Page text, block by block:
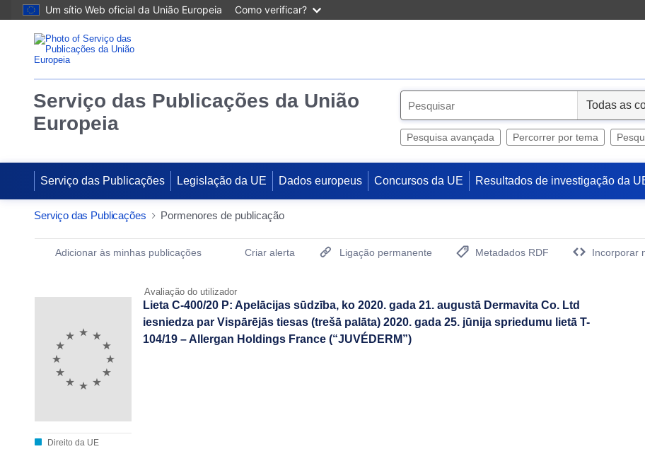
Um sítio Web oficial da União Europeia Como verificar?
Serviço das Publicações da União
Europeia
e
Pesquisa avançada Percorrer por tema
Serviço das Publicações Legislação da UE Dados europeus Concursos da UE Resultados de investigação da
Serviço das Publicações Pormenores de publicação
Publication Detail Actions Portlet
Adicionar às minhas publicações Criar alerta Ligação permanente
Metadados RDF
Incorporar
Avaliação do utilizador
Direito da UE
Lieta C-400/20 P: Apelācijas sūdzība, ko 2020. gada 21. augustā Dermavita Co. Ltd
iesniedza par Vispārējās tiesas (trešā palāta) 2020. gada 25. jūnija spriedumu lietā T-
104/19 – Allergan Holdings France (“JUVÉDERM”)